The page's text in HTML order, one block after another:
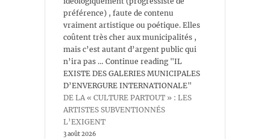
préférence) , faute de contenu
vraiment artistique ou poétique. Elles
coûtent très cher aux municipalités ,
mais c’est autant d’argent public qui
n’ira pas … Continue reading "IL
EXISTE DES GALERIES MUNICIPALES
D’ENVERGURE INTERNATIONALE"
DE LA « CULTURE PARTOUT » : LES
ARTISTES SUBVENTIONNÉS
L’EXIGENT
3 août 2026